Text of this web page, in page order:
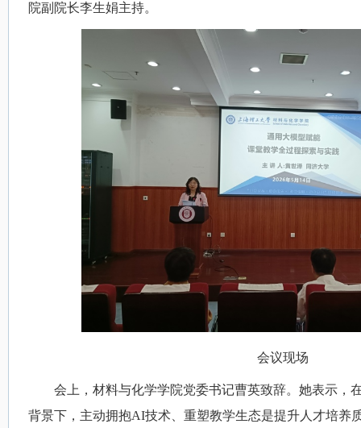
院副院长李生娟主持。
会议现场
会上，材料与化学学院党委书记曹英致辞。她表示，
背景下，主动拥抱AI技术、重塑教学生态是提升人才培养